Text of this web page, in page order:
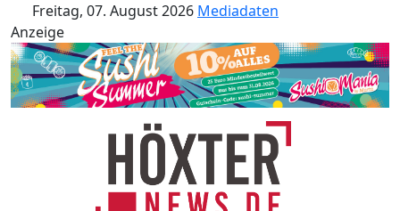
Freitag, 07. August 2026 Mediadaten
Anzeige